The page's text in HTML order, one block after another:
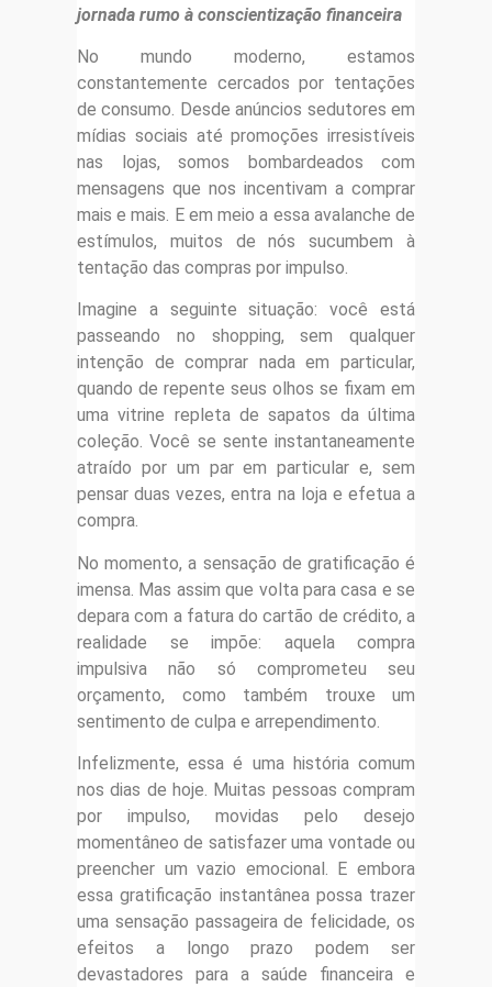
jornada rumo à conscientização financeira
No mundo moderno, estamos
constantemente cercados por tentações
de consumo. Desde anúncios sedutores em
mídias sociais até promoções irresistíveis
nas lojas, somos bombardeados com
mensagens que nos incentivam a comprar
mais e mais. E em meio a essa avalanche de
estímulos, muitos de nós sucumbem à
tentação das compras por impulso.
Imagine a seguinte situação: você está
passeando no shopping, sem qualquer
intenção de comprar nada em particular,
quando de repente seus olhos se fixam em
uma vitrine repleta de sapatos da última
coleção. Você se sente instantaneamente
atraído por um par em particular e, sem
pensar duas vezes, entra na loja e efetua a
compra.
No momento, a sensação de gratificação é
imensa. Mas assim que volta para casa e se
depara com a fatura do cartão de crédito, a
realidade se impõe: aquela compra
impulsiva não só comprometeu seu
orçamento, como também trouxe um
sentimento de culpa e arrependimento.
Infelizmente, essa é uma história comum
nos dias de hoje. Muitas pessoas compram
por impulso, movidas pelo desejo
momentâneo de satisfazer uma vontade ou
preencher um vazio emocional. E embora
essa gratificação instantânea possa trazer
uma sensação passageira de felicidade, os
efeitos a longo prazo podem ser
devastadores para a saúde financeira e